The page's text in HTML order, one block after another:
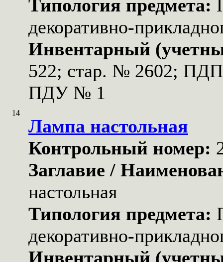
Типология предмета:
декоративно-
Инвентарный
522; стар. № 2602;
ПДУ № 1
14
Лампа настольная
Контрольный номер:
Заглавие /
настольная
Типология предмета:
декоративно-
Инвентарный